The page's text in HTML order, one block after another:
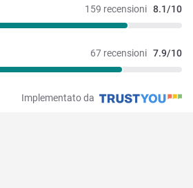
159 recensioni 8.1/10
67 recensioni 7.9/10
Implementato da